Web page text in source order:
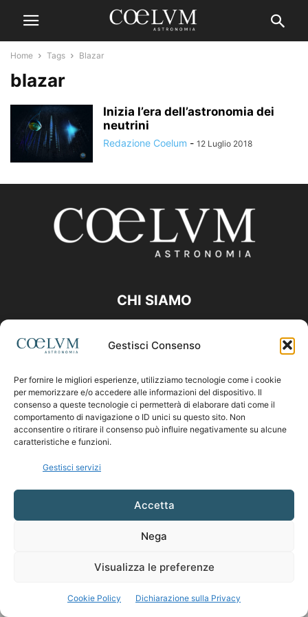
Gestisci Consenso
Per fornire le migliori esperienze, utilizziamo tecnologie come i cookie
per memorizzare e/o accedere alle informazioni del dispositivo. Il
consenso a queste tecnologie ci permetterà di elaborare dati come il
comportamento di navigazione o ID unici su questo sito. Non
acconsentire o ritirare il consenso può influire negativamente su alcune
caratteristiche e funzioni.
Gestisci servizi
Accetta
Nega
Visualizza le preferenze
Cookie Policy Dichiarazione sulla Privacy
Home Tags Blazar
blazar
Inizia l’era dell’astronomia dei
neutrini
Redazione Coelum - 12 Luglio 2018
CHI SIAMO
Contattaci:coelumastro@coelum.com
SEGUICI